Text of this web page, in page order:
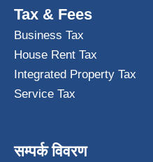
Tax & Fees
Business Tax
House Rent Tax
Integrated Property Tax
Service Tax
सम्पर्क विवरण